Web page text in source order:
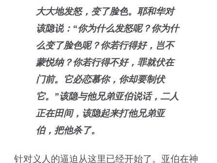
大大地发怒，变了脸色。耶和华对
该隐说：“你为什么发怒呢？你为什
么变了脸色呢？你若行得好，岂不
蒙悦纳？你若行得不好，罪就伏在
门前。它必恋慕你，你却要制伏
它。”该隐与他兄弟亚伯说话，二人
正在田间，该隐起来打他兄弟亚
伯，把他杀了。
针对义人的逼迫从这里已经开始了。亚伯在神